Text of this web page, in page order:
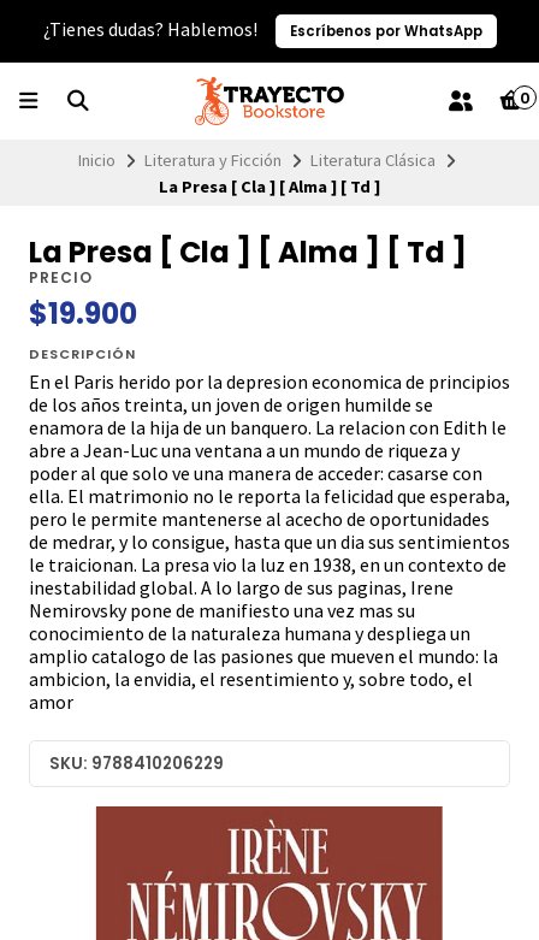
¿Tienes dudas? Hablemos! Escríbenos por WhatsApp
0
Inicio Literatura y Ficción
Literatura Clásica
La Presa [ Cla ] [ Alma ] [ Td ]
La Presa [ Cla ] [ Alma ] [ Td ]
PRECIO
$19.900
DESCRIPCIÓN
En el Paris herido por la depresion economica de principios
de los años treinta, un joven de origen humilde se
enamora de la hija de un banquero. La relacion con Edith le
abre a Jean-Luc una ventana a un mundo de riqueza y
poder al que solo ve una manera de acceder: casarse con
ella. El matrimonio no le reporta la felicidad que esperaba,
pero le permite mantenerse al acecho de oportunidades
de medrar, y lo consigue, hasta que un dia sus sentimientos
le traicionan. La presa vio la luz en 1938, en un contexto de
inestabilidad global. A lo largo de sus paginas, Irene
Nemirovsky pone de manifiesto una vez mas su
conocimiento de la naturaleza humana y despliega un
amplio catalogo de las pasiones que mueven el mundo: la
ambicion, la envidia, el resentimiento y, sobre todo, el
amor
SKU: 9788410206229